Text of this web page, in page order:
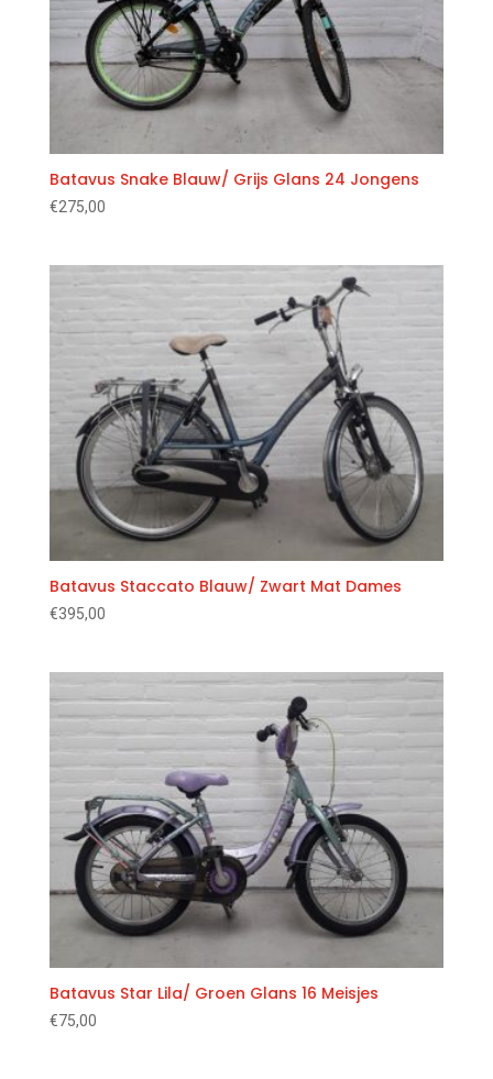
Batavus Snake Blauw/ Grijs Glans 24 Jongens
€275,00
Batavus Staccato Blauw/ Zwart Mat Dames
€395,00
Batavus Star Lila/ Groen Glans 16 Meisjes
€75,00